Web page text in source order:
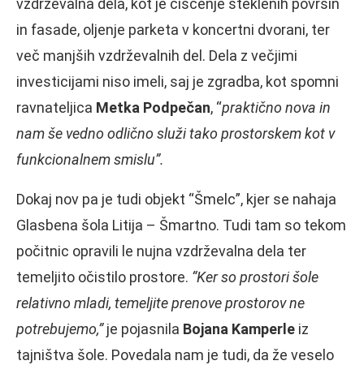
vzdrževalna dela, kot je čiščenje steklenih površin
in fasade, oljenje parketa v koncertni dvorani, ter
več manjših vzdrževalnih del. Dela z večjimi
investicijami niso imeli, saj je zgradba, kot spomni
ravnateljica Metka Podpečan, “praktično nova in
nam še vedno odlično služi tako prostorskem kot v
funkcionalnem smislu”.
Dokaj nov pa je tudi objekt “Šmelc”, kjer se nahaja
Glasbena šola Litija – Šmartno. Tudi tam so tekom
počitnic opravili le nujna vzdrževalna dela ter
temeljito očistilo prostore. “Ker so prostori šole
relativno mladi, temeljite prenove prostorov ne
potrebujemo,”je pojasnila Bojana Kamperle iz
tajništva šole. Povedala nam je tudi, da že veselo